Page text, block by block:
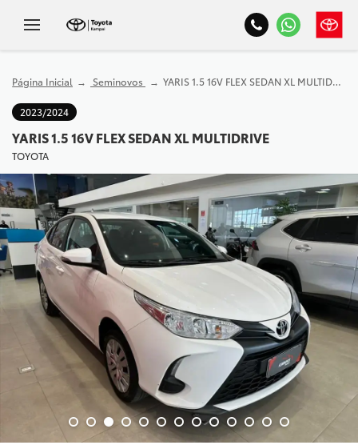
Página Inicial Seminovos YARIS 1.5 16V FLEX SEDAN XL MULTIDRIVE
2023/2024
YARIS 1.5 16V FLEX SEDAN XL MULTIDRIVE
TOYOTA